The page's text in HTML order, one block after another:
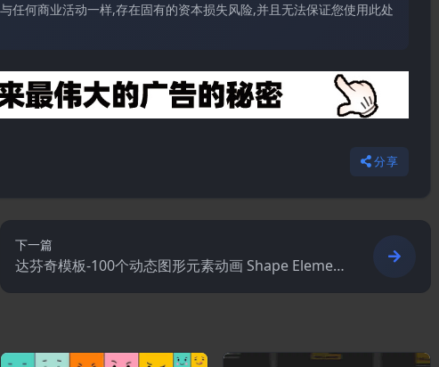
何商业活动一样,存在固有的资本损失风险,并且无法保证您使用此处
分享
下一篇
达芬奇模板-100个动态图形元素动画 Shape Elemen
ts Pack